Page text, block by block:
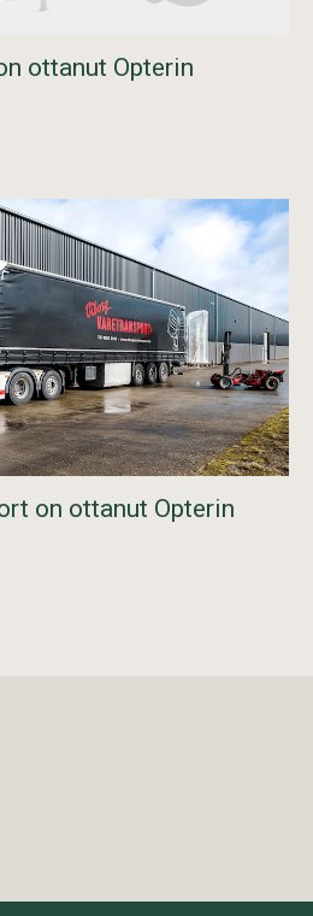
ottanut Opterin
on ottanut Opterin